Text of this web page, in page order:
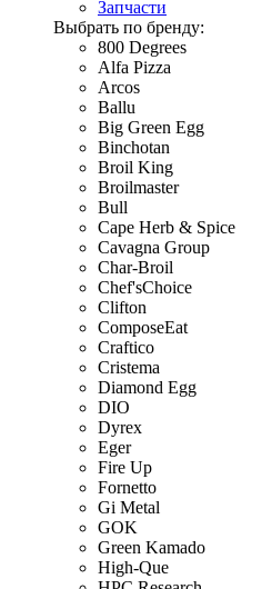
Запчасти
Выбрать по бренду:
800 Degrees
Alfa Pizza
Arcos
Ballu
Big Green Egg
Binchotan
Broil King
Broilmaster
Bull
Cape Herb & Spice
Cavagna Group
Char-Broil
Chef'sChoice
Clifton
ComposeEat
Craftico
Cristema
Diamond Egg
DIO
Dyrex
Eger
Fire Up
Fornetto
Gi Metal
GOK
Green Kamado
High-Que